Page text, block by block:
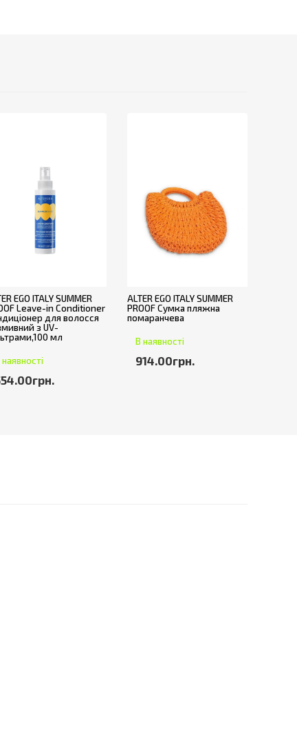
EGO ITALY SUMMER
Leave-in Conditioner
для волосся
з UV-
мл
ALTER EGO ITALY SUMMER
PROOF Сумка пляжна
помаранчева
В наявності
914.00грн.